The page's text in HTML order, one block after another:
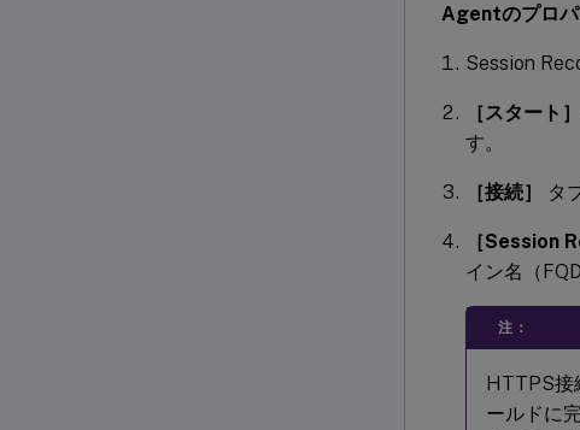
Agentのプロパ
Session
［スタート］
す。
［接続］ タ
［Session
イン名（
注：
HTTPS接
ールドに